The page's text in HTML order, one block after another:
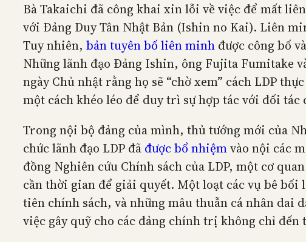
Bà Takaichi đã công khai xin lỗi về việc để mất
với Đảng Duy Tân Nhật Bản (Ishin no Kai). Liên
Tuy nhiên, bản tuyên bố liên minh được công bố
Những lãnh đạo Đảng Ishin, ông Fujita Fumitake
ngày Chủ nhật rằng họ sẽ “chờ xem” cách LDP
một cách khéo léo để duy trì sự hợp tác với đối
Trong nội bộ đảng của mình, thủ tướng mới của
chức lãnh đạo LDP đã được bổ nhiệmvào nội các
đồng Nghiên cứu Chính sách của LDP, một cơ
cần thời gian để giải quyết. Một loạt các vụ bê
tiên chính sách, và những mâu thuẫn cá nhân dai
việc gây quỹ cho các đảng chính trị không chỉ